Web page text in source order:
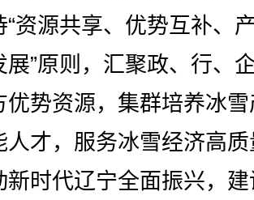
“资源共享、优势互补、
展”原则，汇聚政、行、
优势资源，集群培养冰
人才，服务冰雪经济高
新时代辽宁全面振兴，